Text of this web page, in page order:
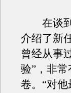
在谈到
介绍了新
曾经从事
验”，非
卷。“对